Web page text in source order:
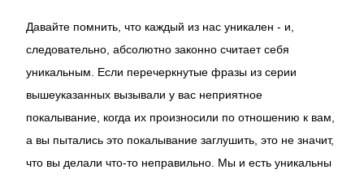
Давайте помнить, что каждый из нас уникален - и,
следовательно, абсолютно законно считает себя
уникальным. Если перечеркнутые фразы из серии
вышеуказанных вызывали у вас неприятное
покалывание, когда их произносили по отношению к вам,
а вы пытались это покалывание заглушить, это не значит,
что вы делали что-то неправильно. Мы и есть уникальны